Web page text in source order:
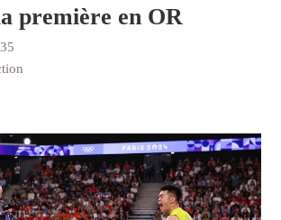
première en OR